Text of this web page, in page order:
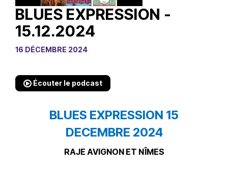
BLUES EXPRESSION -
15.12.2024
16 DÉCEMBRE 2024
Écouter le podcast
BLUES EXPRESSION 15
DECEMBRE 2024
RAJE AVIGNON ET NÎMES